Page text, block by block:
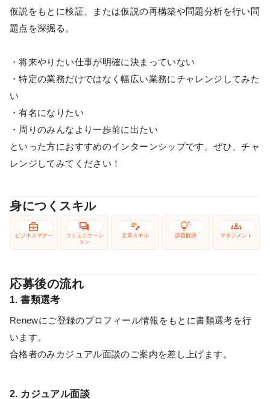
仮説をもとに検証、または仮説の再構築や問題分析を行い問
題点を深掘る。
・将来やりたい仕事が明確に決まっていない
・特定の業務だけではなく幅広い業務にチャレンジしてみた
い
・有名になりたい
・周りのみんなより一歩前に出たい
といった方におすすめのインターンシップです。ぜひ、チャ
レンジしてみてください！
身につくスキル
business_center
ビジネスマナー
forum
コミュニケーシ
ョン
edit_note
文章スキル
tips_and_updates
課題解決
groups
マネジメント
応募後の流れ
1. 書類選考
Renewにご登録のプロフィール情報をもとに書類選考を行
います。
合格者のみカジュアル面談のご案内を差し上げます。
2. カジュアル面談